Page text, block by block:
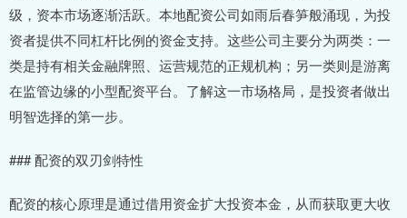
级，资本市场逐渐活跃。本地配资公司如雨后春笋般涌现，为投
资者提供不同杠杆比例的资金支持。这些公司主要分为两类：一
类是持有相关金融牌照、运营规范的正规机构；另一类则是游离
在监管边缘的小型配资平台。了解这一市场格局，是投资者做出
明智选择的第一步。
### 配资的双刃剑特性
配资的核心原理是通过借用资金扩大投资本金，从而获取更大收